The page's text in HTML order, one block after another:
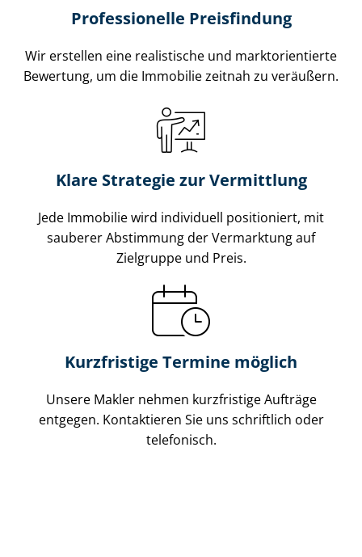
Professionelle Preisfindung
Wir erstellen eine realistische und markt­ori­en­tier­te
Bewertung, um die Immobilie zeitnah zu veräußern.
Klare Strategie zur Vermittlung
Jede Immobilie wird individuell positioniert, mit
sauberer Abstimmung der Vermarktung auf
Zielgruppe und Preis.
Kurzfristige Termine möglich
Unsere Makler nehmen kurzfristige Aufträge
entgegen. Kontaktieren Sie uns schriftlich oder
telefonisch.